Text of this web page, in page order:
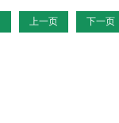
上一页 下一页